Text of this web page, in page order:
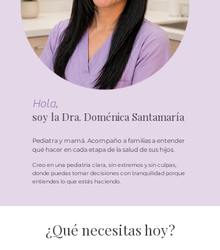
Hola,
soy la Dra. Doménica Santamaría
Pediatra y mamá. Acompaño a familias a entender
qué hacer en cada etapa de la salud de sus hijos.
Creo en una pediatría clara, sin extremos y sin culpas,
donde puedas tomar decisiones con tranquilidad porque
entiendes lo que estás haciendo.
¿Qué necesitas hoy?